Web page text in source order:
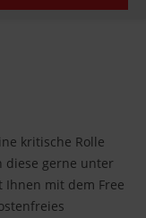
kritische Rolle
diese gerne unter
Ihnen mit dem Free